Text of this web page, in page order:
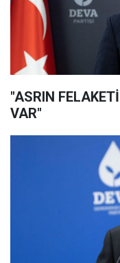
"ASRIN
VAR"